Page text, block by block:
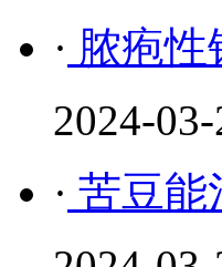
· 脓疱性
2024-03-
· 苦豆能